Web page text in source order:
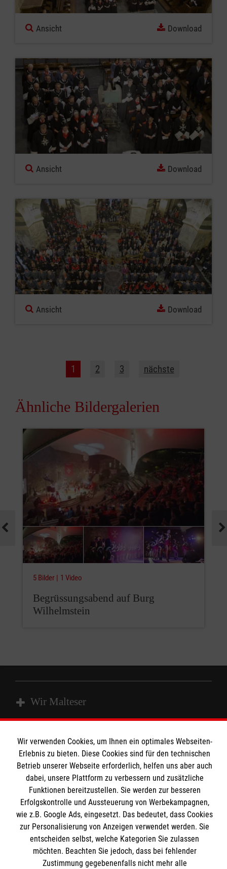
Ansicht Download
Ansicht Download
Ansicht Download
1 2 3 nächste
Ähnliche Bildergalerien
5 Bilder 1 Video
Begrüssungsabend auf Burg
Wilhelmstein
Wir Malteser
Spenden & Helfen Angebote & Leistungen
Kursangebote
Mitarbeiten & Stellenangebote
Wir Malteser
Informationen
Nutzungsbedingungen
Kontakt
Impressum
Datenschutz
Malteser online
Wir verwenden Cookies, um Ihnen ein optimales Webseiten-
Erlebnis zu bieten. Diese Cookies sind für den technischen
Betrieb unserer Webseite erforderlich, helfen uns aber auch
dabei, unsere Plattform zu verbessern und zusätzliche
Funktionen bereitzustellen. Sie werden zur besseren
Erfolgskontrolle und Aussteuerung von Werbekampagnen,
wie z.B. Google Ads, eingesetzt. Das bedeutet, dass Cookies
zur Personalisierung von Anzeigen verwendet werden. Sie
entscheiden selbst, welche Kategorien Sie zulassen
möchten. Beachten Sie jedoch, dass bei fehlender
Zustimmung gegebenenfalls nicht mehr alle